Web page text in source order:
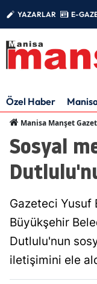
YAZARLAR E-
Özel Haber
Manisa Manşet
Sosyal
Gazeteci Yusuf
Büyükşehir
Dutlulu'nun
iletişimini ele